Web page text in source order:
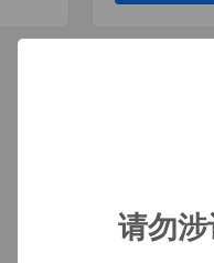
安全、可信
基于多年的技术沉
请勿